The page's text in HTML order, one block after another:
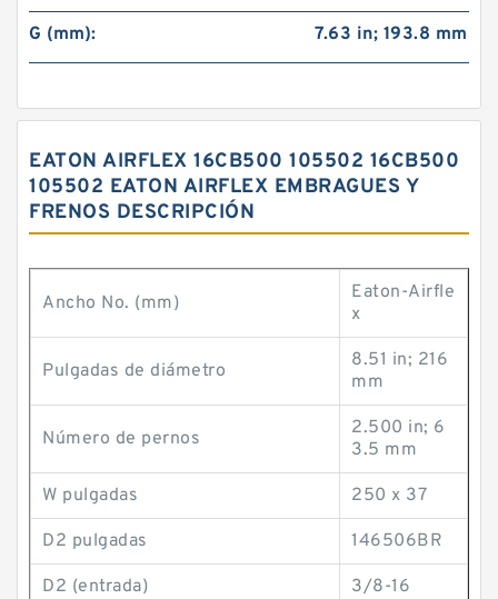
G (mm): 7.63 in; 193.8 mm
EATON AIRFLEX 16CB500 105502 16CB500
105502 EATON AIRFLEX EMBRAGUES Y
FRENOS DESCRIPCIÓN
Ancho No. (mm)
Eaton-Airfle
x
Pulgadas de diámetro
8.51 in; 216
mm
Número de pernos
2.500 in; 6
3.5 mm
W pulgadas 250 x 37
D2 pulgadas 146506BR
D2 (entrada) 3/8-16